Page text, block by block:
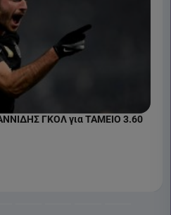
1 HD
ΓΚΟΛ για ΤΑΜΕΙΟ 3.60